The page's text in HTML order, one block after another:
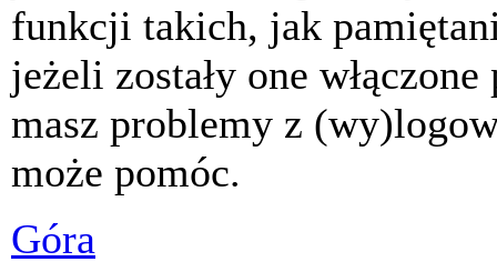
funkcji takich, jak
jeżeli zostały one
masz problemy z
może pomóc.
Góra